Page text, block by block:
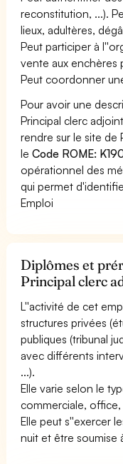
reconstitution, ...).
lieux, adultères,
Peut participer à
vente aux enchères
Peut coordonner
Pour avoir une
Principal clerc
rendre sur le site de
leCode ROME:
opérationnel des
qui permet
Emploi
Diplômes et
Principal clerc
L''activité de cet
structures privées
publiques (tribunal
avec différents
...).
Elle varie selon le
commerciale, office,
Elle peut s''exercer
nuit et être soumise